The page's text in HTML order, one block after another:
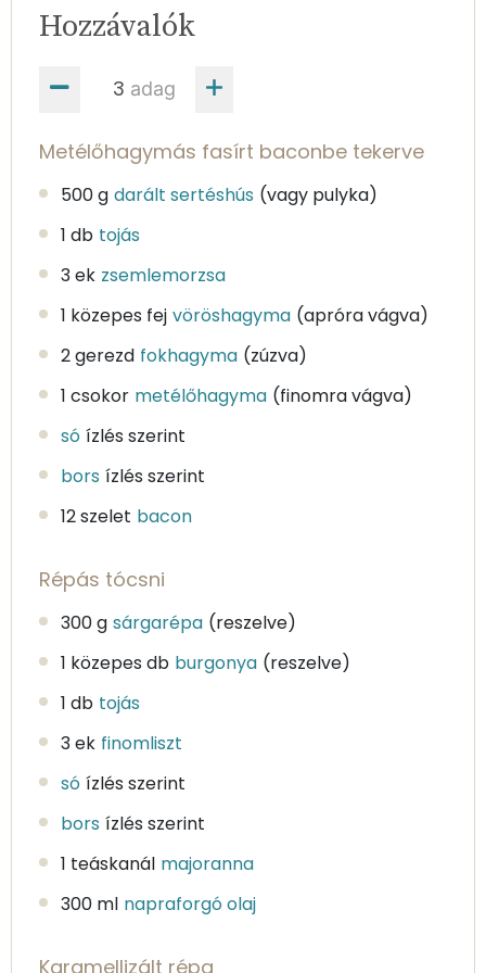
adag
Hozzávalók
Metélőhagymás fasírt baconbe tekerve
500 g darált sertéshús (vagy pulyka)
1 db tojás
3 ek zsemlemorzsa
1 közepes fej vöröshagyma (apróra vágva)
2 gerezd fokhagyma (zúzva)
1 csokor metélőhagyma (finomra vágva)
só ízlés szerint
bors ízlés szerint
12 szelet bacon
Répás tócsni
300 g sárgarépa (reszelve)
1 közepes db burgonya (reszelve)
1 db tojás
3 ek finomliszt
só ízlés szerint
bors ízlés szerint
1 teáskanál majoranna
300 ml napraforgó olaj
Karamellizált répa